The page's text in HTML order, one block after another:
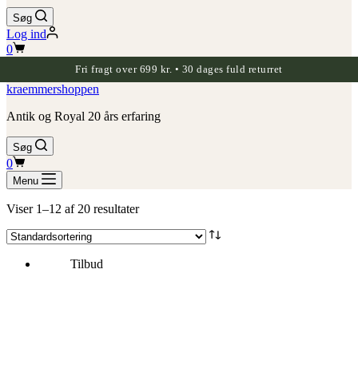
Søg
Log ind
Indkøbskurv
0
Fri fragt over 699 kr. • 30 dages fuld returret
kraemmershoppen
Antik og Royal 20 års erfaring
Søg
Indkøbskurv
0
Menu
Viser 1–12 af 20 resultater
Tilbud